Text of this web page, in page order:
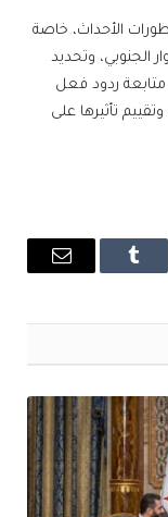
الأحداث، خاصة
الجنوبي، وتحديد
متابعة ردود فعل
تأثيرها على
Tumblr
البريد